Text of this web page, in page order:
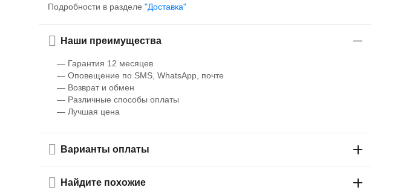
Подробности в разделе "Доставка"
Наши преимущества
— Гарантия 12 месяцев
— Оповещение по SMS, WhatsApp, почте
— Возврат и обмен
— Различные способы оплаты
— Лучшая цена
Варианты оплаты
Найдите похожие